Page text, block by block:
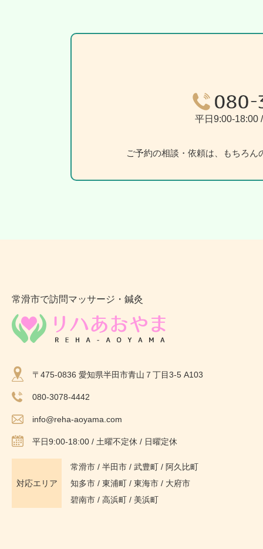
平日9:00-18:00
ご予約の相談・依頼は、もちろ
常滑市で訪問マッサージ・鍼灸
〒475-0836 愛知県半田市青山７丁目3-5 A103
080-3078-4442
info@reha-aoyama.com
平日9:00-18:00 / 土曜不定休 / 日曜定休
対応エリア
常滑市 / 半田市 / 武豊町 / 阿久比町
知多市 / 東浦町 / 東海市 / 大府市
碧南市 / 高浜町 / 美浜町